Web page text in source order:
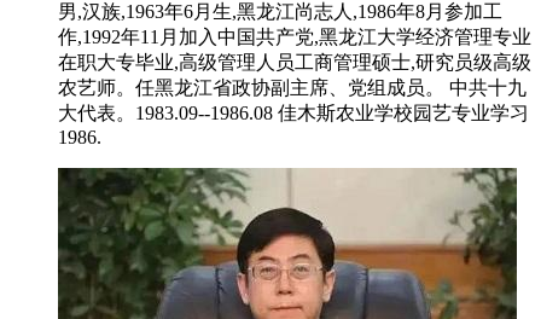
男,汉族,1963年6月生,黑龙江尚志人,1986年8月参加工
作,1992年11月加入中国共产党,黑龙江大学经济管理专业
在职大专毕业,高级管理人员工商管理硕士,研究员级高级
农艺师。任黑龙江省政协副主席、党组成员。 中共十九
大代表。1983.09--1986.08 佳木斯农业学校园艺专业学习
1986.